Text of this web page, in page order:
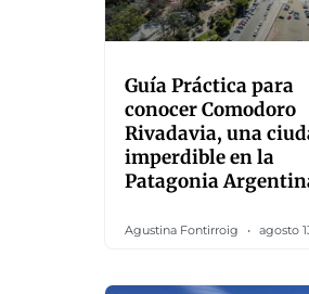
Guía Práctica para
conocer Comodoro
Rivadavia, una
imperdible en la
Patagonia
Agustina Fontirroig agosto